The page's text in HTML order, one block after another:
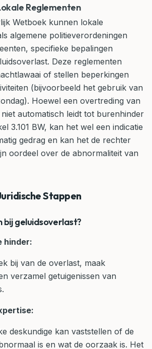
Reglementen
Wetboek kunnen lokale
algemene politieverordeningen
specifieke bepalingen
Deze reglementen
of stellen beperkingen
(bijvoorbeeld het gebruik van
Hoewel een overtreding van
automatisch leidt tot burenhinder
3.101 BW, kan het wel een indicatie
gedrag en kan het de rechter
oordeel over de abnormaliteit van
Stappen
geluidsoverlast?
hinder:
bij van de overlast, maak
verzamel getuigenissen van
deskundige kan vaststellen of de
is en wat de oorzaak is. Het